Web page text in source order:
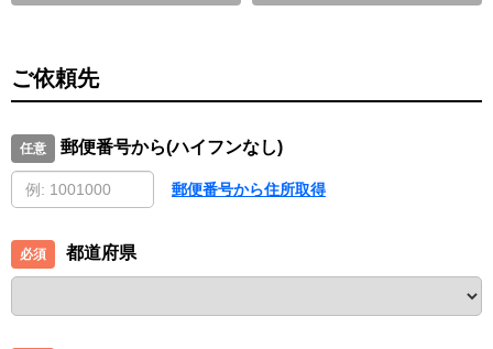
ご依頼先
郵便番号から(ハイフンなし)
郵便番号から住所取得
都道府県